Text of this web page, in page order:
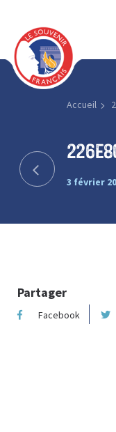
Accueil
3 février
Partager
Facebook